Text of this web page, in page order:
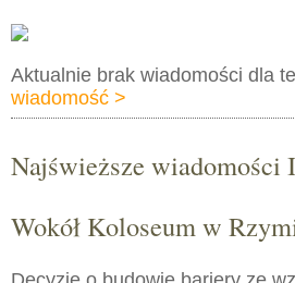
Aktualnie brak wiadomości dla
wiadomość >
Najświeższe wiadomości
Wokół Koloseum w